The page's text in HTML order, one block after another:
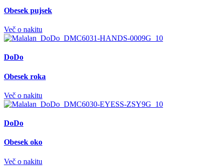
Obesek pujsek
Več o nakitu
DoDo
Obesek roka
Več o nakitu
DoDo
Obesek oko
Več o nakitu